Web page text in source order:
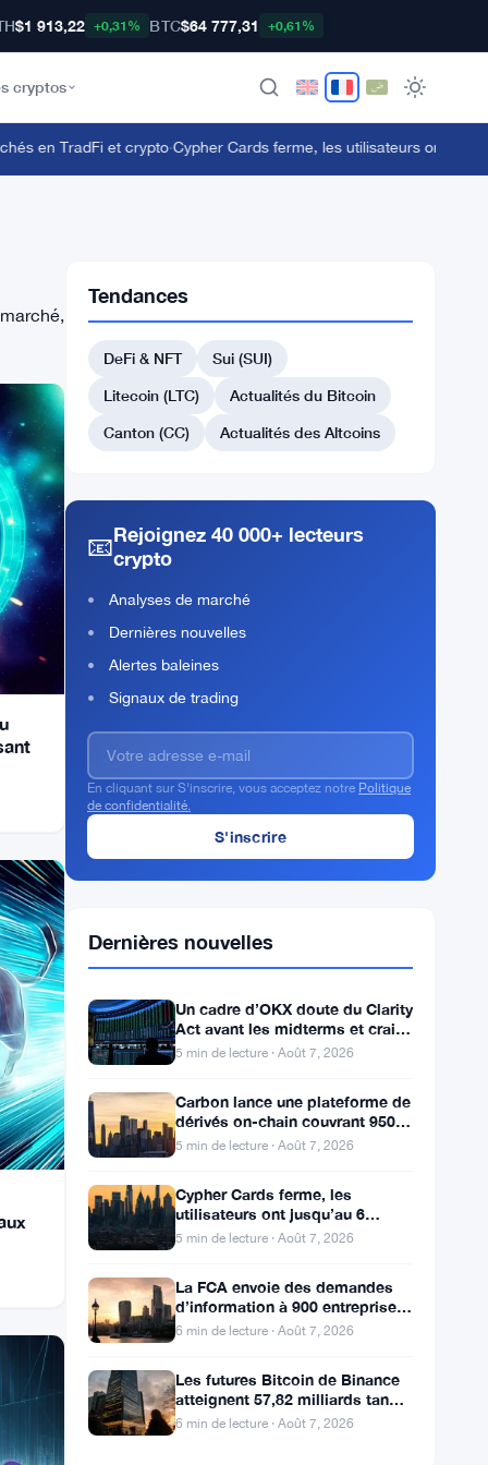
$1 913,22 +0,31% BTC$64 777,31 +0,61%
cryptos
en TradFi et crypto·Cypher Cards ferme, les utilisateurs ont
Tendances
DeFi & NFT
Sui (SUI)
Litecoin (LTC)
Actualités du Bitcoin
Canton (CC)
Actualités des Altcoins
📧Rejoignez 40 000+ lecteurs
crypto
Analyses de marché
Dernières nouvelles
Alertes baleines
Signaux de trading
En cliquant sur S'inscrire, vous acceptez notre Politique
de confidentialité.
Dernières nouvelles
Un cadre d’OKX doute du Clarity
Act avant les midterms et craint
une chute du Bitcoin à 55 000 $
5 min de lecture · Août 7, 2026
Carbon lance une plateforme de
dérivés on-chain couvrant 950
marchés en TradFi et crypto
5 min de lecture · Août 7, 2026
Cypher Cards ferme, les
utilisateurs ont jusqu’au 6
septembre pour retirer leurs
5 min de lecture · Août 7, 2026
La FCA envoie des demandes
d’information à 900 entreprises
de l’Annexe 1 contre le
6 min de lecture · Août 7, 2026
Les futures Bitcoin de Binance
atteignent 57,82 milliards tandis
que le spot chute huit fois
6 min de lecture · Août 7, 2026